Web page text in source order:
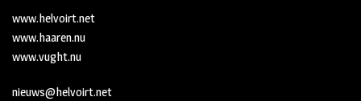
www.helvoirt.net
www.haaren.nu
www.vught.nu
nieuws@helvoirt.net